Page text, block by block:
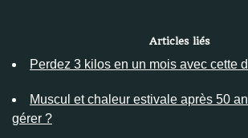
Articles liés
Perdez 3 kilos en un mois avec cette
Muscul et chaleur estivale après 50
gérer ?